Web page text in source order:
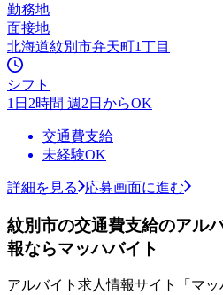
勤務地
面接地
北海道紋別市弁天町1丁目
シフト
1日2時間 週2日からOK
交通費支給
未経験OK
詳細を見る 応募画面に進む
紋別市の交通費支給のアル
報ならマッハバイト
アルバイト求人情報サイト「マ